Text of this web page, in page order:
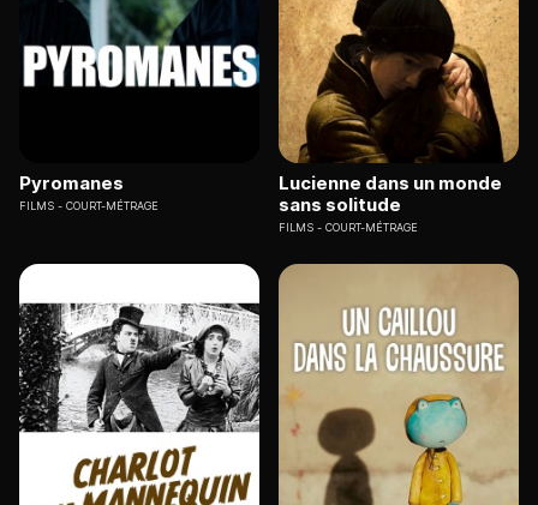
Pyromanes
FILMS COURT-MÉTRAGE
Lucienne dans un monde
sans solitude
FILMS COURT-MÉTRAGE